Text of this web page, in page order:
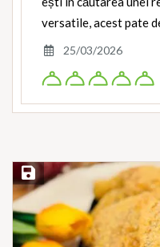
versatile, acest pate
25/03/2026
Save Recipe